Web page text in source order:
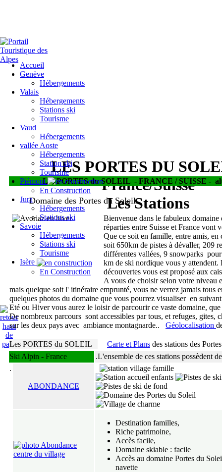
LES PORTES DU
France/Suisse
Les Stations
Les PORTES du SOLEIL - FRANCE / SUISSE -
Domaine des Portes du Soleil.
Bienvenue dans le fabuleux domaine
réparties entre Suisse et France vont
Que ce soit en famille, entre amis,
soit 650km de pistes à dévaller, 209
différentes vallées, 9 snowparks
km de ski nordique vous y attendent.
découvertes vous est proposé aux
A vous de choisir selon votre niveau
mais quelque soit l' itinéraire emprunté, vous ne verrez jamais tous
quelques photos du domaine que vous pourrez visualiser en
Eté ou Hiver vous aurez le loisir de parcourir ce vaste domaine,
De nombreux parcours sont accessibles par tous, et refuges, gites,
sur les deux pays avec ambiance montagnarde.. Géolocalisation
Les PORTES du SOLEIL Carte et Plans des stations des
Ski Alpin - France
.L'ensemble de ces stations possèdent
.
ABONDANCE
Destination familles,
Riche patrimoine,
Accès facile,
Domaine skiable : facile
Accès au domaine Portes du
navette
Accueil
Genève
Hébergements
Valais
Hébergements
Stations ski
Tourisme
Vaud
Hébergements
vallée Aoste
Hébergements
Station ski
Tourisme
Piémont
En Construction
Jura
Hébergements
Stations ski
Savoie
Hébergements
Stations ski
Tourisme
Isère
En Construction